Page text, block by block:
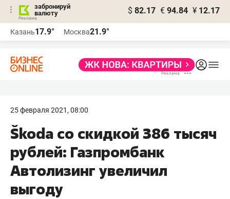
забронируй
валюту
$ 82.17 € 94.84 ¥ 12.17
Казань17.9° Москва21.9°
25 февраля 2021, 08:00
Škoda со скидкой 386 тысяч
рублей: Газпромбанк
Автолизинг увеличил
выгоду